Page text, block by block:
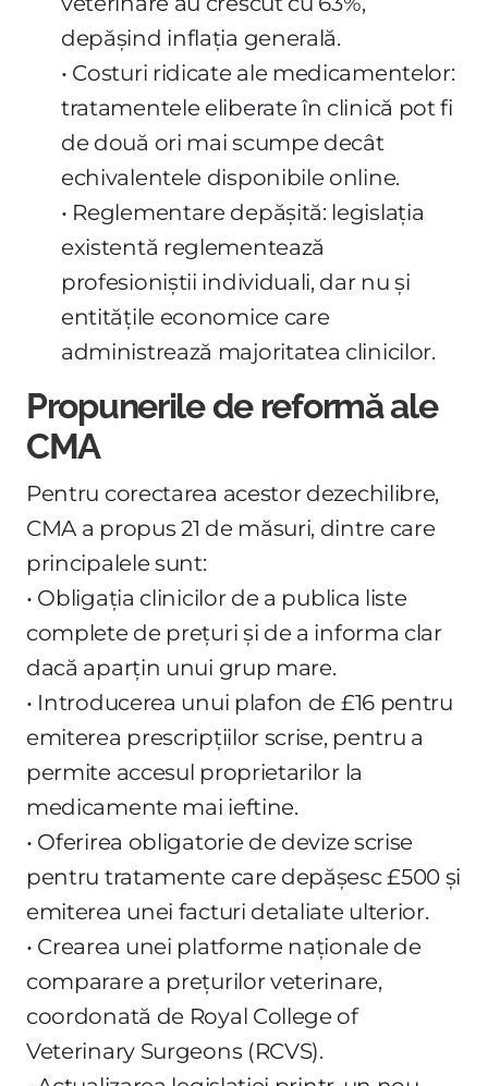
depășind inflația generală.
• Costuri ridicate ale medicamentelor:
tratamentele eliberate în clinică pot fi
de două ori mai scumpe decât
echivalentele disponibile online.
• Reglementare depășită: legislația
existentă reglementează
profesioniștii individuali, dar nu și
entitățile economice care
administrează majoritatea clinicilor.
Propunerile de reformă ale
CMA
Pentru corectarea acestor dezechilibre,
CMA a propus 21 de măsuri, dintre care
principalele sunt:
• Obligația clinicilor de a publica liste
complete de prețuri și de a informa clar
dacă aparțin unui grup mare.
• Introducerea unui plafon de £16 pentru
emiterea prescripțiilor scrise, pentru a
permite accesul proprietarilor la
medicamente mai ieftine.
• Oferirea obligatorie de devize scrise
pentru tratamente care depășesc £500 și
emiterea unei facturi detaliate ulterior.
• Crearea unei platforme naționale de
comparare a prețurilor veterinare,
coordonată de Royal College of
Veterinary Surgeons (RCVS).